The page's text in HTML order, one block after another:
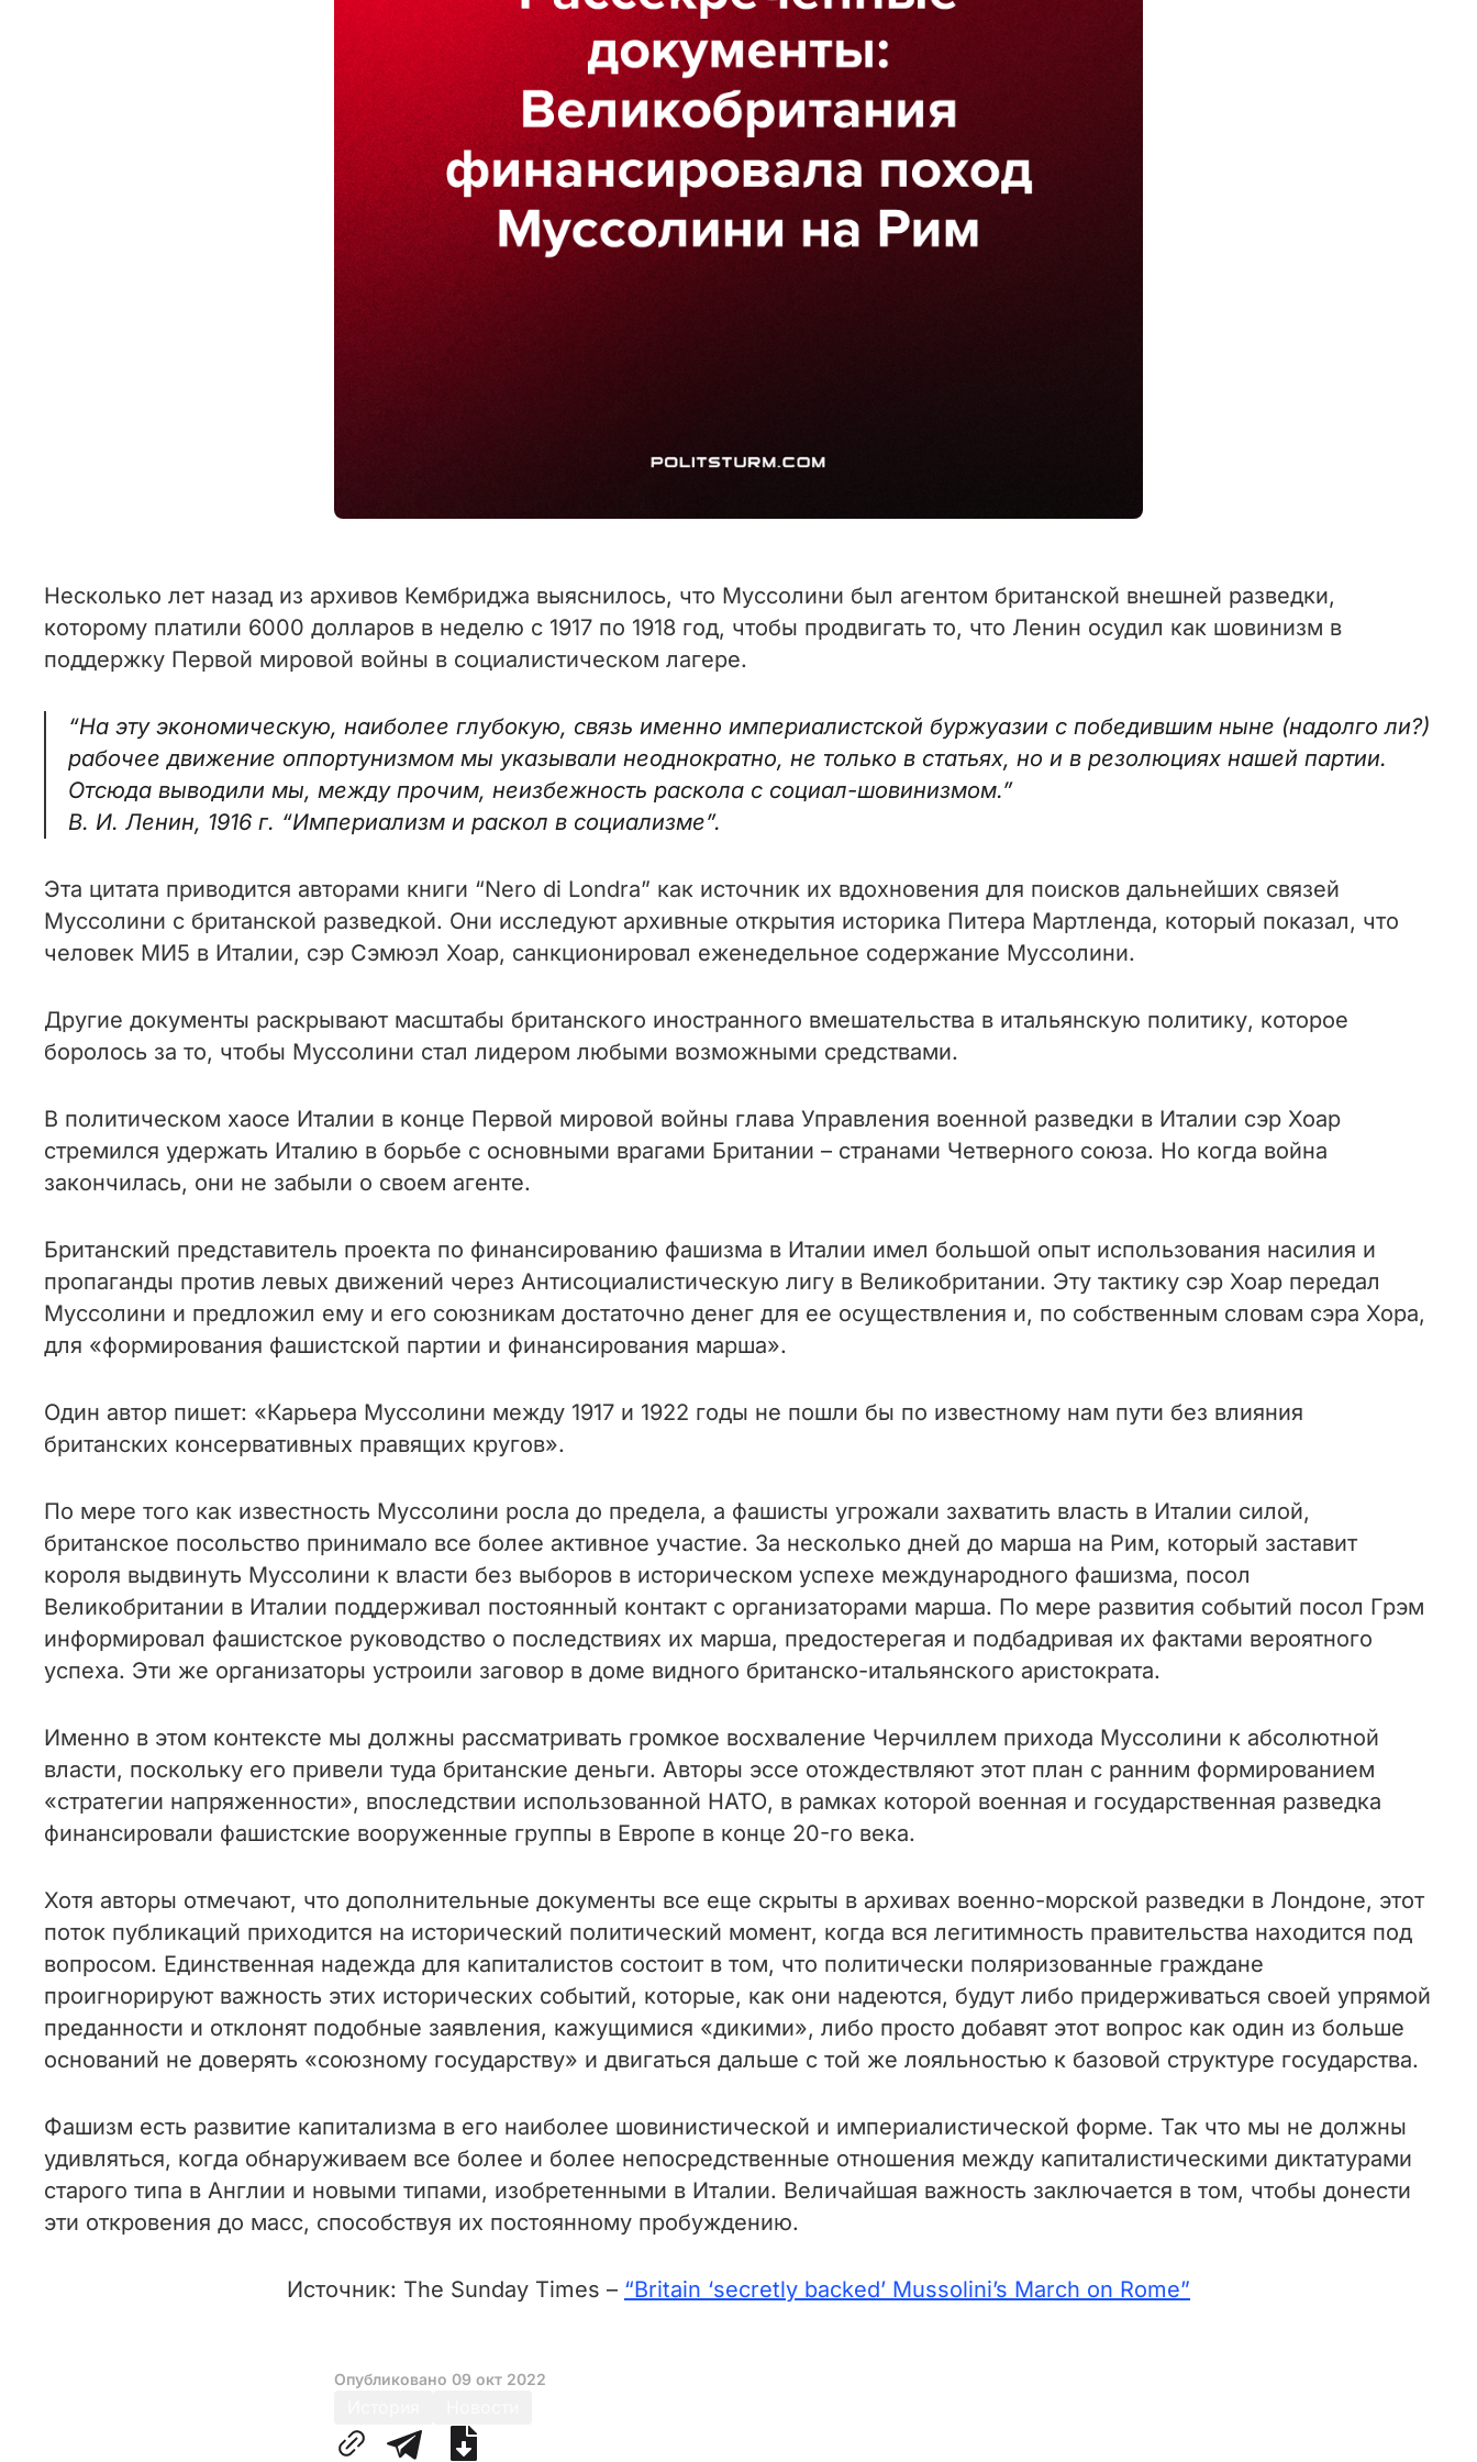
Несколько лет назад из архивов Кембриджа выяснилось, что Муссолини был агентом британской внешней разведки,
которому платили 6000 долларов в неделю с 1917 по 1918 год, чтобы продвигать то, что Ленин осудил как шовинизм в
поддержку Первой мировой войны в социалистическом лагере.
“На эту экономическую, наиболее глубокую, связь именно империалистской буржуазии с победившим ныне (надолго ли?)
рабочее движение оппортунизмом мы указывали неоднократно, не только в статьях, но и в резолюциях нашей партии.
Отсюда выводили мы, между прочим, неизбежность раскола с социал-шовинизмом.”
В. И. Ленин, 1916 г. “Империализм и раскол в социализме”.
Эта цитата приводится авторами книги “Nero di Londra” как источник их вдохновения для поисков дальнейших связей
Муссолини с британской разведкой. Они исследуют архивные открытия историка Питера Мартленда, который показал, что
человек МИ5 в Италии, сэр Сэмюэл Хоар, санкционировал еженедельное содержание Муссолини.
Другие документы раскрывают масштабы британского иностранного вмешательства в итальянскую политику, которое
боролось за то, чтобы Муссолини стал лидером любыми возможными средствами.
В политическом хаосе Италии в конце Первой мировой войны глава Управления военной разведки в Италии сэр Хоар
стремился удержать Италию в борьбе с основными врагами Британии – странами Четверного союза. Но когда война
закончилась, они не забыли о своем агенте.
Британский представитель проекта по финансированию фашизма в Италии имел большой опыт использования насилия и
пропаганды против левых движений через Антисоциалистическую лигу в Великобритании. Эту тактику сэр Хоар передал
Муссолини и предложил ему и его союзникам достаточно денег для ее осуществления и, по собственным словам сэра Хора,
для «формирования фашистской партии и финансирования марша».
Один автор пишет: «Карьера Муссолини между 1917 и 1922 годы не пошли бы по известному нам пути без влияния
британских консервативных правящих кругов».
По мере того как известность Муссолини росла до предела, а фашисты угрожали захватить власть в Италии силой,
британское посольство принимало все более активное участие. За несколько дней до марша на Рим, который заставит
короля выдвинуть Муссолини к власти без выборов в историческом успехе международного фашизма, посол
Великобритании в Италии поддерживал постоянный контакт с организаторами марша. По мере развития событий посол Грэм
информировал фашистское руководство о последствиях их марша, предостерегая и подбадривая их фактами вероятного
успеха. Эти же организаторы устроили заговор в доме видного британско-итальянского аристократа.
Именно в этом контексте мы должны рассматривать громкое восхваление Черчиллем прихода Муссолини к абсолютной
власти, поскольку его привели туда британские деньги. Авторы эссе отождествляют этот план с ранним формированием
«стратегии напряженности», впоследствии использованной НАТО, в рамках которой военная и государственная разведка
финансировали фашистские вооруженные группы в Европе в конце 20-го века.
Хотя авторы отмечают, что дополнительные документы все еще скрыты в архивах военно-морской разведки в Лондоне, этот
поток публикаций приходится на исторический политический момент, когда вся легитимность правительства находится под
вопросом. Единственная надежда для капиталистов состоит в том, что политически поляризованные граждане
проигнорируют важность этих исторических событий, которые, как они надеются, будут либо придерживаться своей упрямой
преданности и отклонят подобные заявления, кажущимися «дикими», либо просто добавят этот вопрос как один из больше
оснований не доверять «союзному государству» и двигаться дальше с той же лояльностью к базовой структуре государства.
Фашизм есть развитие капитализма в его наиболее шовинистической и империалистической форме. Так что мы не должны
удивляться, когда обнаруживаем все более и более непосредственные отношения между капиталистическими диктатурами
старого типа в Англии и новыми типами, изобретенными в Италии. Величайшая важность заключается в том, чтобы донести
эти откровения до масс, способствуя их постоянному пробуждению.
Источник: The Sunday Times – “Britain ‘secretly backed’ Mussolini’s March on Rome”
Опубликовано 09 окт 2022